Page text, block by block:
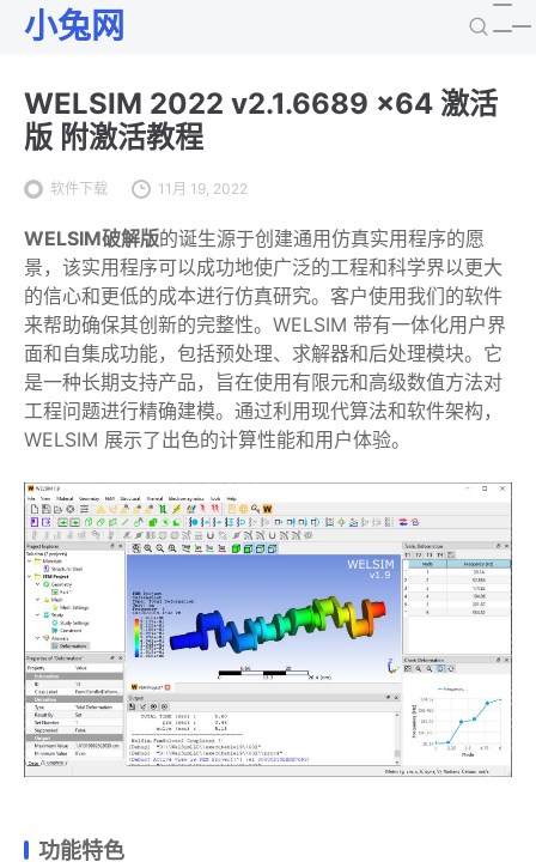
小兔网
WELSIM 2022 v2.1.6689 x64 激活
版 附激活教程
软件下载 11月 19, 2022
WELSIM破解版的诞生源于创建通用仿真实用程序的愿
景，该实用程序可以成功地使广泛的工程和科学界以更大
的信心和更低的成本进行仿真研究。客户使用我们的软件
来帮助确保其创新的完整性。WELSIM 带有一体化用户界
面和自集成功能，包括预处理、求解器和后处理模块。它
是一种长期支持产品，旨在使用有限元和高级数值方法对
工程问题进行精确建模。通过利用现代算法和软件架构，
WELSIM 展示了出色的计算性能和用户体验。
功能特色